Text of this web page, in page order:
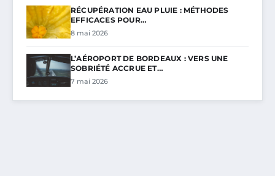
RÉCUPÉRATION EAU PLUIE : MÉTHODES
EFFICACES POUR…
8 mai 2026
L’AÉROPORT DE BORDEAUX : VERS UNE
SOBRIÉTÉ ACCRUE ET…
7 mai 2026